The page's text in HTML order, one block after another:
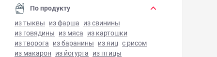
По продукту
из тыквы из фарша из свинины
из говядины из мяса из картошки
из творога из баранины из яиц с рисом
из макарон из йогурта из птицы